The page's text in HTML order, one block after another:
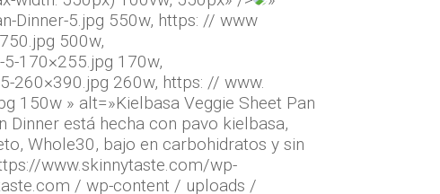
Dinner-5.jpg 550w, https: // www
500w,
170×255.jpg 170w,
260×390.jpg 260w, https: // www.
150w » alt=»Kielbasa Veggie Sheet Pan
Dinner está hecha con pavo kielbasa,
Whole30, bajo en carbohidratos y sin
www.skinnytaste.com/wp-
/ wp-content / uploads /